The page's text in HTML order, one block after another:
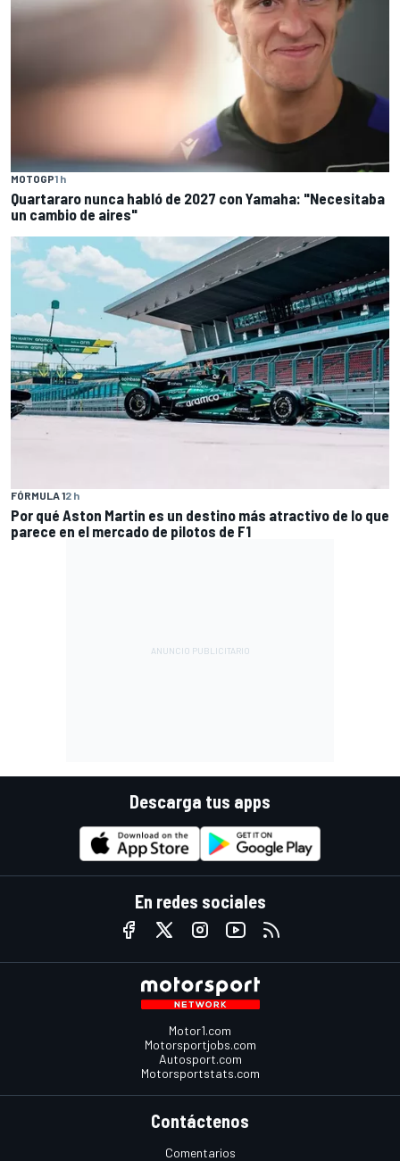
MOTOGP1 h
Quartararo nunca habló de 2027 con Yamaha: "Necesitaba
un cambio de aires"
FÓRMULA 12 h
Por qué Aston Martin es un destino más atractivo de lo que
parece en el mercado de pilotos de F1
Descarga tus apps
En redes sociales
Motor1.com
Motorsportjobs.com
Autosport.com
Motorsportstats.com
Contáctenos
Comentarios